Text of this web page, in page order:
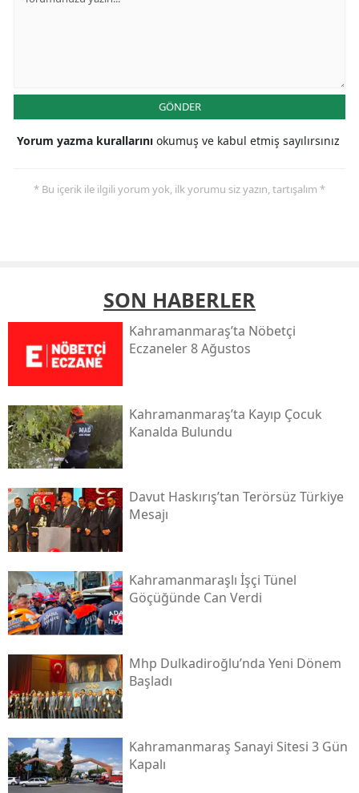
GÖNDER
Yorum yazma kurallarını okumuş ve kabul etmiş sayılırsınız
* Bu içerik ile ilgili yorum yok, ilk yorumu siz yazın, tartışalım *
SON HABERLER
Kahramanmaraş’ta Nöbetçi
Eczaneler 8 Ağustos
Kahramanmaraş’ta Kayıp Çocuk
Kanalda Bulundu
Davut Haskırış’tan Terörsüz Türkiye
Mesajı
Kahramanmaraşlı İşçi Tünel
Göçüğünde Can Verdi
Mhp Dulkadiroğlu’nda Yeni Dönem
Başladı
Kahramanmaraş Sanayi Sitesi 3 Gün
Kapalı